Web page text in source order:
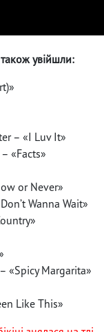
увійшли:
– «I Luv It»
«Facts»
or Never»
Wanna Wait»
«Spicy Margarita»
Like This»